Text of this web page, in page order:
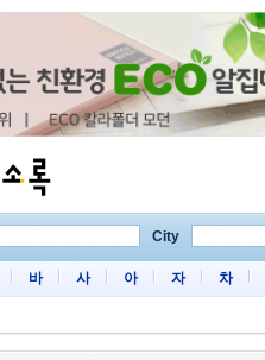
City
바 사 아 자 차